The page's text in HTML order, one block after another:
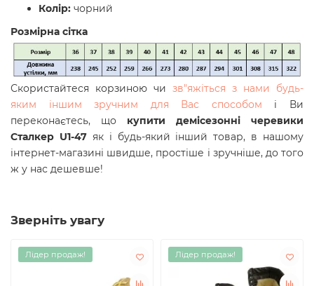
Колір: чорний
Розмірна сітка
Скористайтеся корзиною чи зв"яжіться з нами будь-
яким іншим зручним для Вас способом і Ви
переконаєтесь, що купити демісезонні черевики
Сталкер U1-47 як і будь-який інший товар, в нашому
інтернет-магазині швидше, простіше і зручніше, до того
ж у нас дешевше!
Зверніть увагу
Лідер продаж! Лідер продаж!